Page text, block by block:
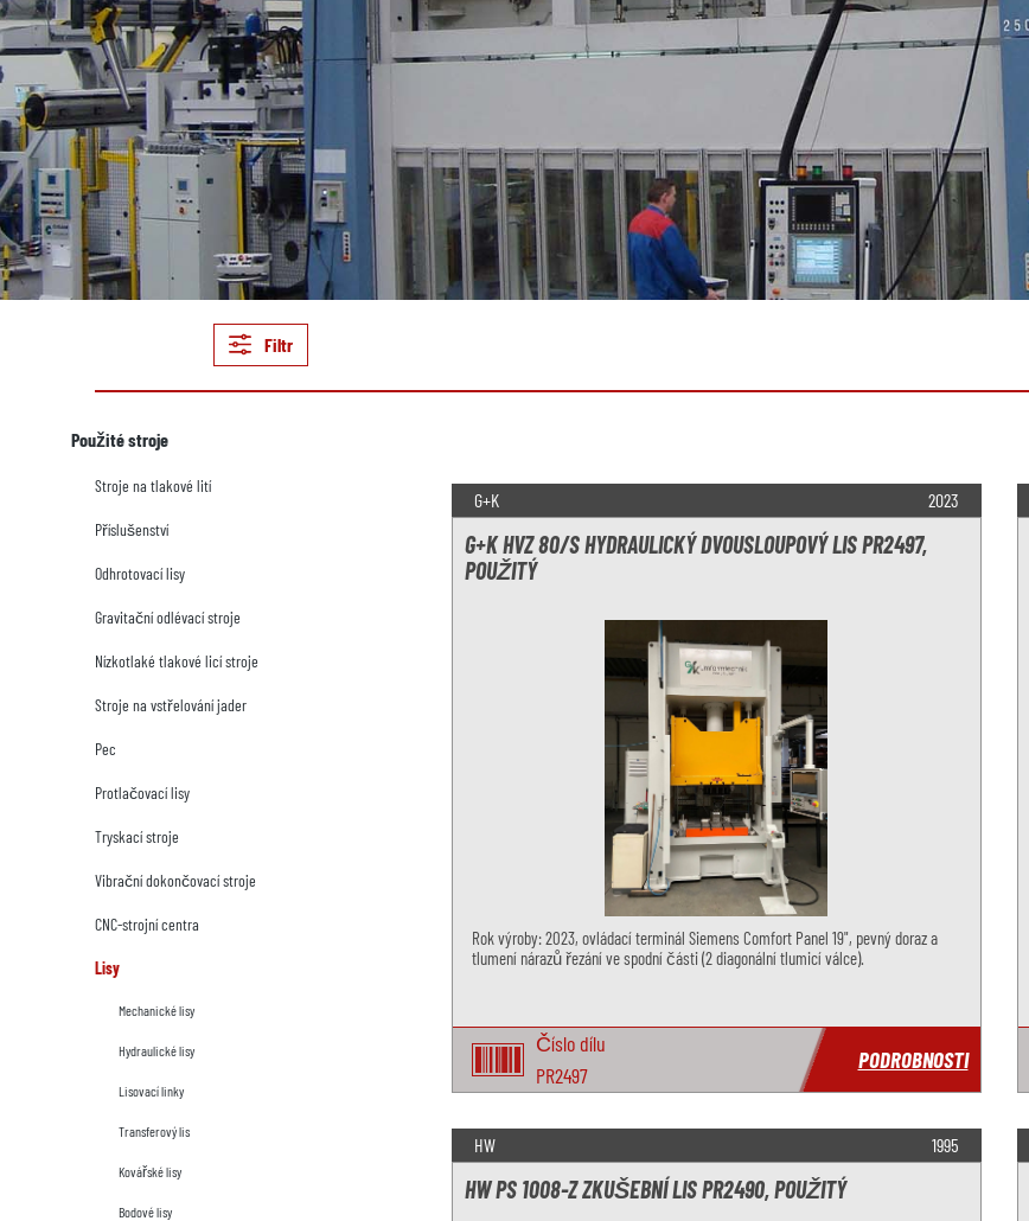
Filtr
Použité stroje
Stroje na tlakové lití
Příslušenství
Odhrotovací lisy
Gravitační odlévací stroje
Nízkotlaké tlakové licí stroje
Stroje na vstřelování jader
Pec
Protlačovací lisy
Tryskací stroje
Vibrační dokončovací stroje
CNC-strojní centra
Lisy
Mechanické lisy
Hydraulické lisy
Lisovací linky
Transferový lis
Kovářské lisy
Bodové lisy
G+K 2023
G+K HVZ 80/S HYDRAULICKÝ DVOUSLOUPOVÝ LIS PR2497,
POUŽITÝ
Rok výroby: 2023, ovládací terminál Siemens Comfort Panel 19", pevný doraz a
tlumení nárazů řezání ve spodní části (2 diagonální tlumicí válce).
Číslo dílu
PR2497
PODROBNOSTI
HW 1995
HW PS 1008-Z ZKUŠEBNÍ LIS PR2490, POUŽITÝ